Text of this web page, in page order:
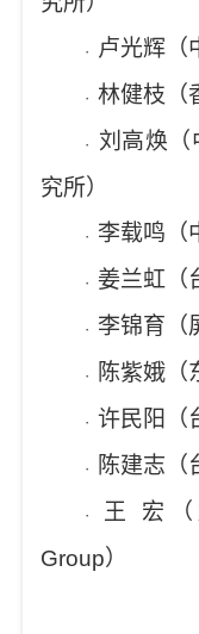
· 卢光辉（
·林健枝（
·
刘高焕（
究所）
· 李载鸣（
·姜兰虹（
· 李锦育（
· 陈紫娥（
·许民阳（
· 陈建志（
· 王 宏
Group）